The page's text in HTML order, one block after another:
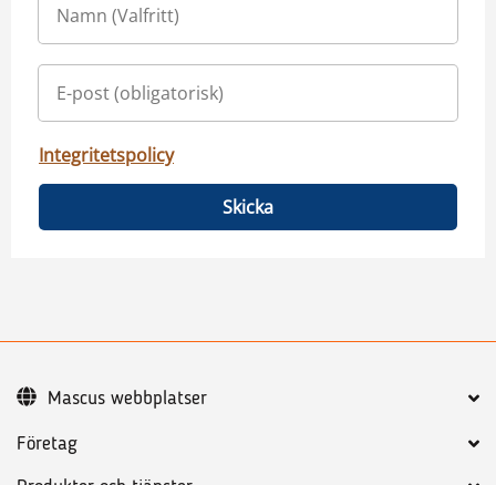
Integritetspolicy
Skicka
Företag
Mascus webbplatser